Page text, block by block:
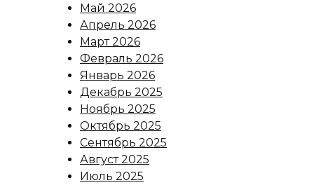
Май 2026
Апрель 2026
Март 2026
Февраль 2026
Январь 2026
Декабрь 2025
Ноябрь 2025
Октябрь 2025
Сентябрь 2025
Август 2025
Июль 2025